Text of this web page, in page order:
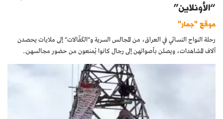
“الأونلاين”
موقع "جمار"
رحلة النواح النسائي في العراق، من المجالس السرية و"الكَفّالات" إلى ملايات يحصدن
آلاف المشاهدات، ويصلن بأصواتهن إلى رجال كانوا يُمنعون من حضور مجالسهن..